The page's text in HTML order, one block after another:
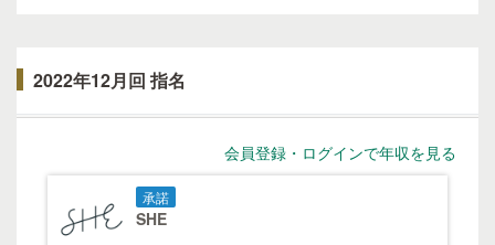
2022年12月回 指名
会員登録・ログインで年収を見る
承諾
SHE